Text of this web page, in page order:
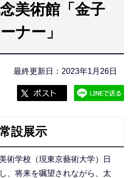
美術館「金子
ナー」
最終更新日：2023年1月26日
設展示
術学校（現東京藝術大学）日
、将来を嘱望されながら、太